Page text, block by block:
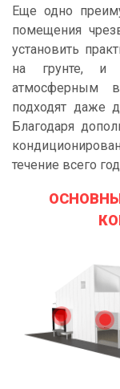
Еще одно
помещения
установить
на грунте, и
атмосферным
подходят даже
Благодаря
течение всего